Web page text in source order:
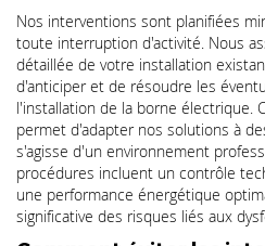
Nos interventions sont planifiées
toute interruption d'activité. Nous
détaillée de votre installation
d'anticiper et de résoudre les
l'installation de la borne électrique.
permet d'adapter nos solutions à
s'agisse d'un environnement
procédures incluent un contrôle
une performance énergétique
significative des risques liés aux